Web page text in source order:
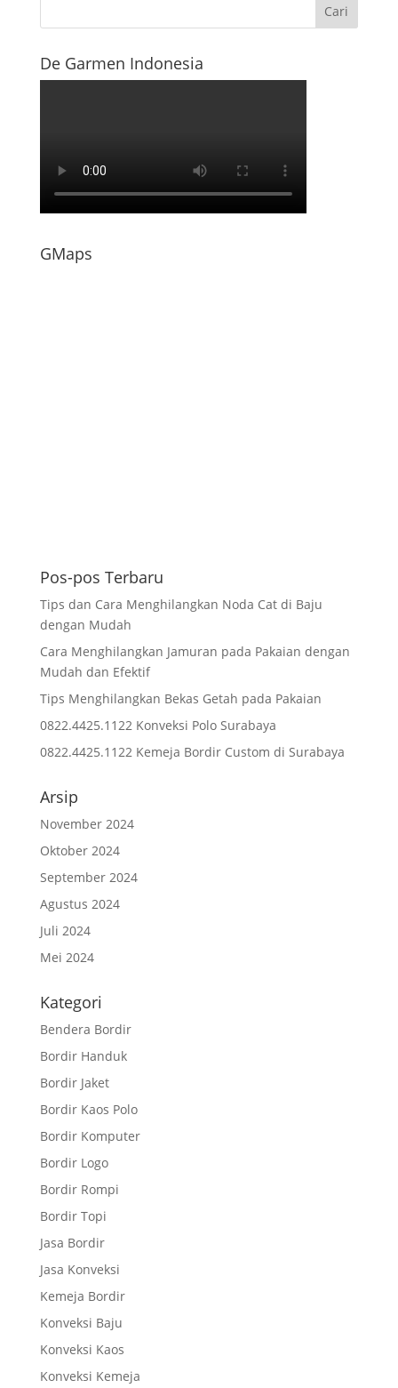
De Garmen Indonesia
GMaps
Pos-pos Terbaru
Tips dan Cara Menghilangkan Noda Cat di Baju
dengan Mudah
Cara Menghilangkan Jamuran pada Pakaian dengan
Mudah dan Efektif
Tips Menghilangkan Bekas Getah pada Pakaian
0822.4425.1122 Konveksi Polo Surabaya
0822.4425.1122 Kemeja Bordir Custom di Surabaya
Arsip
November 2024
Oktober 2024
September 2024
Agustus 2024
Juli 2024
Mei 2024
Kategori
Bendera Bordir
Bordir Handuk
Bordir Jaket
Bordir Kaos Polo
Bordir Komputer
Bordir Logo
Bordir Rompi
Bordir Topi
Jasa Bordir
Jasa Konveksi
Kemeja Bordir
Konveksi Baju
Konveksi Kaos
Konveksi Kemeja